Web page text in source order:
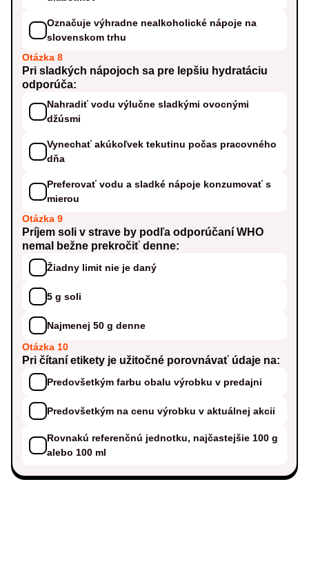
Označuje výhradne nealkoholické nápoje na
slovenskom trhu
Otázka 8
Pri sladkých nápojoch sa pre lepšiu hydratáciu
odporúča:
Nahradiť vodu výlučne sladkými ovocnými
džúsmi
Vynechať akúkoľvek tekutinu počas pracovného
dňa
Preferovať vodu a sladké nápoje konzumovať s
mierou
Otázka 9
Príjem soli v strave by podľa odporúčaní WHO
nemal bežne prekročiť denne:
Žiadny limit nie je daný
5 g soli
Najmenej 50 g denne
Otázka 10
Pri čítaní etikety je užitočné porovnávať údaje na:
Predovšetkým farbu obalu výrobku v predajni
Predovšetkým na cenu výrobku v aktuálnej akcii
Rovnakú referenčnú jednotku, najčastejšie 100 g
alebo 100 ml